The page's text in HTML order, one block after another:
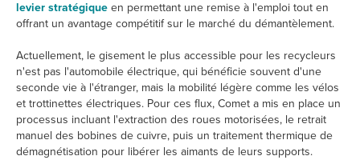
levier stratégique en permettant une remise à l'emploi tout en
offrant un avantage compétitif sur le marché du démantèlement.
Actuellement, le gisement le plus accessible pour les recycleurs
n'est pas l'automobile électrique, qui bénéficie souvent d'une
seconde vie à l'étranger, mais la mobilité légère comme les vélos
et trottinettes électriques. Pour ces flux, Comet a mis en place un
processus incluant l'extraction des roues motorisées, le retrait
manuel des bobines de cuivre, puis un traitement thermique de
démagnétisation pour libérer les aimants de leurs supports.